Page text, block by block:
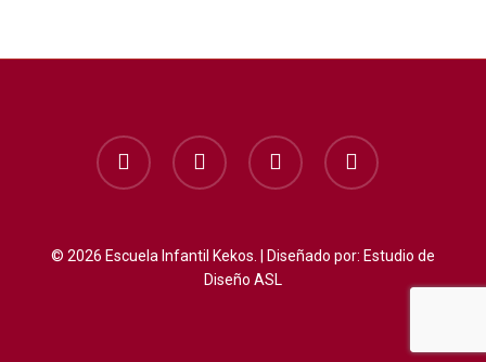
facebook instagram whatsapp phone
© 2026 Escuela Infantil Kekos. | Diseñado por: Estudio de
Diseño ASL